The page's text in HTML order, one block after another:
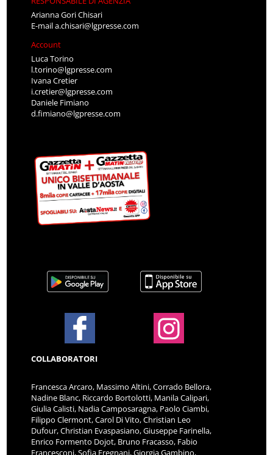
Arianna Gori Chisari
E-maila.chisari@lgpresse.com
Account
Luca Torino
l.torino@lgpresse.com
Ivana Cretier
i.cretier@lgpresse.com
Daniele Fimiano
d.fimiano@lgpresse.com
COLLABORATORI
Francesca Arcaro, Massimo Altini, Corrado Bellora,
Nadine Blanc, Riccardo Bortolotti, Manila Calipari,
Giulia Calisti, Nadia Camposaragna, Paolo Ciambi,
Filippo Clermont, Carol Di Vito, Christian Leo
Dufour, Christian Evaspasiano, Giuseppe Farinella,
Enrico Formento Dojot, Bruno Fracasso, Fabio
Francesconi, Sofia Fregnani, Giorgia Gambino,